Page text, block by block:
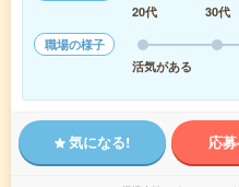
20代
30代
職場の様子
活気がある
気になる! 応